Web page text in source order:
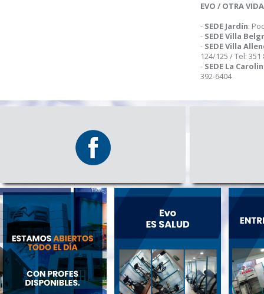
EVO / OTRA
- SEDE Jardín:
- SEDE Villa
- SEDE Villa
124/125 / Tel: 351
- SEDE La
392-6404